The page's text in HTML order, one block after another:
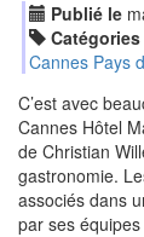
Publié le
Catégories
Cannes Pays
C’est avec
Cannes Hôtel
de Christian
gastronomie.
associés dans
par ses